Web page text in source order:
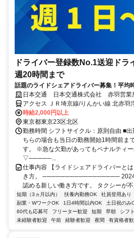
ドライバー登録数No.1送迎ドラ
週20時間まで
話題のライドシェアドライバー募集！平均
トはアプリで申請！平日のみ可
日本交通 日本交通株式会社 赤羽営業
アクセス ＪＲ埼京線/りんかい線 北赤羽
線 志村坂上A3口徒歩約15分
時給2,000円以上
東京都東京23区北区
勤務時間 シフトサイクル：原則自由 ■
ちらの場合も当日の勤務開始1時間前ま
す。 ※急な欠勤があってもペナルティー
▽─────...
仕事内容 【ライドシェアドライバーと
き方。 ───────────────── 2024
認める新しい働き方です。 タクシーが
短期（3ヵ月以内） 扶養内勤務OK 社員登用あり
副業・WワークOK
1日4時間以内OK 土日祝のみ
60代も応募可
フリーター歓迎 短期 早朝 シフ
未経験者歓迎
午前 経験者歓迎 夜間 有資格者